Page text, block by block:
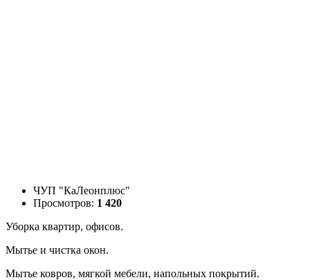
ЧУП "КаЛеонплюс"
Просмотров: 1 420
Уборка квартир, офисов.
Мытье и чистка окон.
Мытье ковров, мягкой мебели, напольных покрытий.